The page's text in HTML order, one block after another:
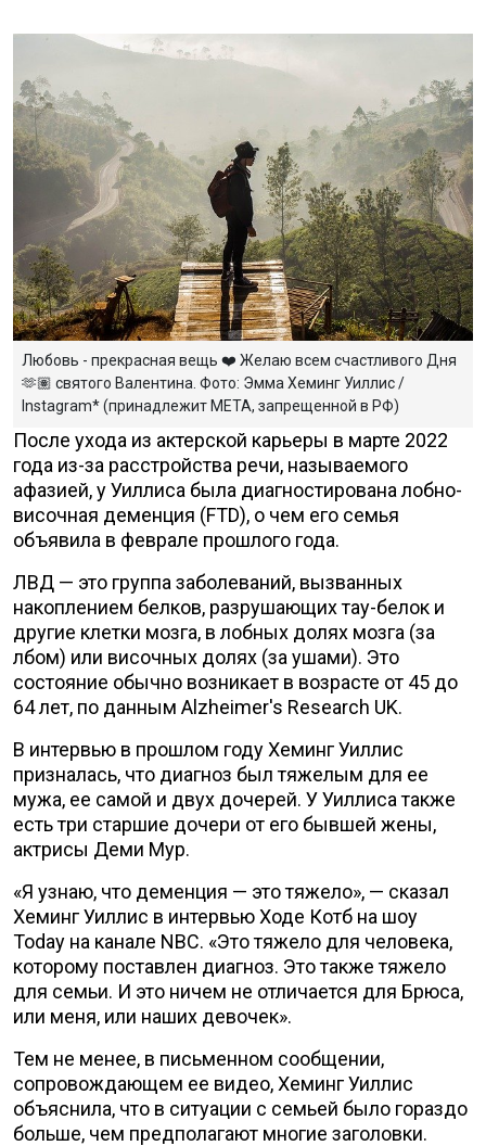
Любовь - прекрасная вещь ❤️ Желаю всем счастливого Дня
🫶🏽 святого Валентина. Фото: Эмма Хеминг Уиллис /
Instagram* (принадлежит META, запрещенной в РФ)
После ухода из актерской карьеры в марте 2022
года из-за расстройства речи, называемого
афазией, у Уиллиса была диагностирована лобно-
височная деменция (FTD), о чем его семья
объявила в феврале прошлого года.
ЛВД — это группа заболеваний, вызванных
накоплением белков, разрушающих тау-белок и
другие клетки мозга, в лобных долях мозга (за
лбом) или височных долях (за ушами). Это
состояние обычно возникает в возрасте от 45 до
64 лет, по данным Alzheimer's Research UK.
В интервью в прошлом году Хеминг Уиллис
призналась, что диагноз был тяжелым для ее
мужа, ее самой и двух дочерей. У Уиллиса также
есть три старшие дочери от его бывшей жены,
актрисы Деми Мур.
«Я узнаю, что деменция — это тяжело», — сказал
Хеминг Уиллис в интервью Ходе Котб на шоу
Today на канале NBC. «Это тяжело для человека,
которому поставлен диагноз. Это также тяжело
для семьи. И это ничем не отличается для Брюса,
или меня, или наших девочек».
Тем не менее, в письменном сообщении,
сопровождающем ее видео, Хеминг Уиллис
объяснила, что в ситуации с семьей было гораздо
больше, чем предполагают многие заголовки.